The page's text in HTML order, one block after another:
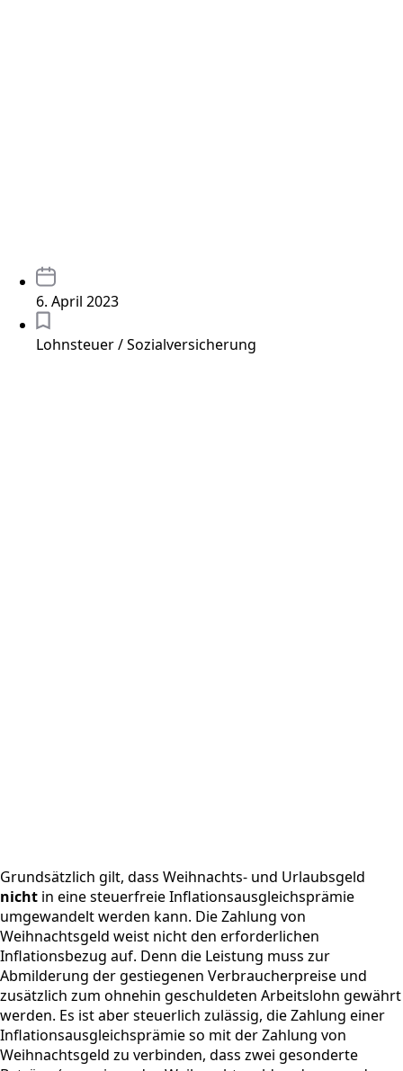
6. April 2023
Lohnsteuer / Sozialversicherung
Grundsätzlich gilt, dass Weihnachts- und Urlaubsgeld
nicht in eine steuerfreie Inflationsausgleichsprämie
umgewandelt werden kann. Die Zahlung von
Weihnachtsgeld weist nicht den erforderlichen
Inflationsbezug auf. Denn die Leistung muss zur
Abmilderung der gestiegenen Verbraucherpreise und
zusätzlich zum ohnehin geschuldeten Arbeitslohn gewährt
werden. Es ist aber steuerlich zulässig, die Zahlung einer
Inflationsausgleichsprämie so mit der Zahlung von
Weihnachtsgeld zu verbinden, dass zwei gesonderte